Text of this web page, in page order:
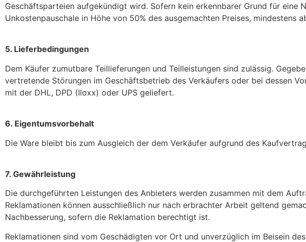
Geschäftsparteien aufgekündigt wird. Sofern kein erkennbarer Grund für eine
Unkostenpauschale in Höhe von 50% des ausgemachten Preises, mindestens
5. Lieferbedingungen
Dem Käufer zumutbare Teillieferungen und Teilleistungen sind zulässig.
vertretende Störungen im Geschäftsbetrieb des Verkäufers oder bei dessen
mit der DHL, DPD (Iloxx) oder UPS geliefert.
6. Eigentumsvorbehalt
Die Ware bleibt bis zum Ausgleich der dem Verkäufer aufgrund des
7. Gewährleistung
Die durchgeführten Leistungen des Anbieters werden zusammen mit dem
Reklamationen können ausschließlich nur nach erbrachter Arbeit geltend
Nachbesserung, sofern die Reklamation berechtigt ist.
Reklamationen sind vom Geschädigten vor Ort und unverzüglich im Beisein